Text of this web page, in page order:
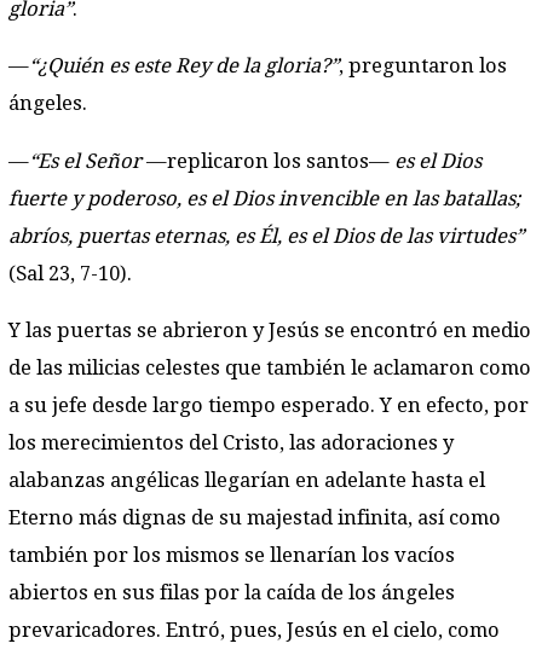
gloria”.
—“¿Quién es este Rey de la gloria?”, preguntaron los
ángeles.
—“Es el Señor—replicaron los santos— es el Dios
fuerte y poderoso, es el Dios invencible en las batallas;
abríos, puertas eternas, es Él, es el Dios de las virtudes”
(Sal 23, 7-10).
Y las puertas se abrieron y Jesús se encontró en medio
de las milicias celestes que también le aclamaron como
a su jefe desde largo tiempo esperado. Y en efecto, por
los merecimientos del Cristo, las adoraciones y
alabanzas angélicas llegarían en adelante hasta el
Eterno más dignas de su majestad infinita, así como
también por los mismos se llenarían los vacíos
abiertos en sus filas por la caída de los ángeles
prevaricadores. Entró, pues, Jesús en el cielo, como